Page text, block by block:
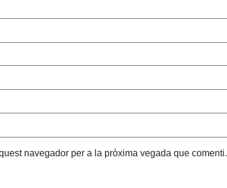
navegador per a la pròxima vegada que comenti.